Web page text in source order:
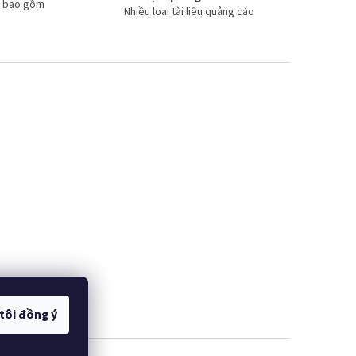
tôi đồng ý
bao gồm
Nhiều loại tài liệu quảng cáo
X4 BAR JUICE